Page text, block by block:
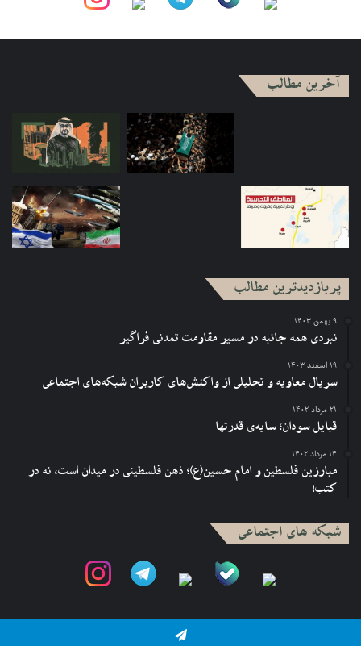
آخرین مطالب
پربازدیدترین مطالب
۹ بهمن ۱۴۰۳
نبردی همه جانبه در مسیر مقاومت تمدنی فراگیر
۱۹ اسفند ۱۴۰۳
سریال معاویه و تحلیلی از واکنش‌های کاربران شبکه‌های اجتماعی
۲۱ مرداد ۱۴۰۲
قبایل سودان؛ سایه‌ی قدرتها
۱۴ مرداد ۱۴۰۲
مبارزین فلسطین و امام حسین(ع)؛ ذهن فلسطینی در میدان است، نه در
کتب!
شبکه های اجتماعی